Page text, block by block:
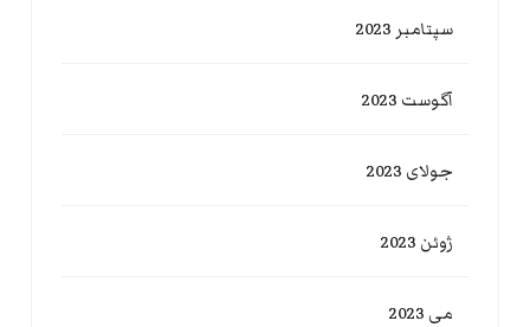
سپتامبر 2023
آگوست 2023
جولای 2023
ژوئن 2023
می 2023